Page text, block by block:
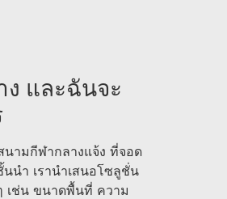
ง และฉันจะ
นามกีฬากลางแจ้ง ที่จอด
นํา เรานําเสนอโซลูชั่น
เช่น ขนาดพื้นที่ ความ